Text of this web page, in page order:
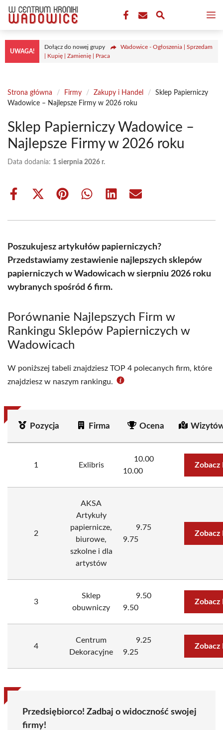
Przejdź
treści
UWAGA!
Dołącz do nowej grupy
Wadowice - Ogłoszenia | Sprzedam
| Kupię | Zamienię | Praca
Strona główna / Firmy / Zakupy i Handel /
Sklep Papierniczy
Wadowice – Najlepsze Firmy w 2026 roku
Sklep Papierniczy Wadowice –
Najlepsze Firmy w 2026 roku
Data dodania: 1 sierpnia 2026 r.
Share
Share
(Twitter)
Share Share Share Share
Poszukujesz artykułów papierniczych?
Przedstawiamy zestawienie najlepszych sklepów
papierniczych w Wadowicach w sierpniu 2026 roku
wybranych spośród 6 firm.
Porównanie Najlepszych Firm w
Rankingu Sklepów Papierniczych w
Wadowicach
W poniższej tabeli znajdziesz TOP 4 polecanych firm, które
znajdziesz w naszym rankingu.
Pozycja Firma Ocena
1 Exlibris
10.00
10.00
Zobacz
2
AKSA
Artykuły
papiernicze,
biurowe,
szkolne i dla
artystów
9.75
9.75
Zobacz
3
Sklep
obuwniczy
9.50
9.50
Zobacz
4
Centrum
Dekoracyjne
9.25
9.25
Zobacz
Przedsiębiorco! Zadbaj o widoczność swojej
firmy!